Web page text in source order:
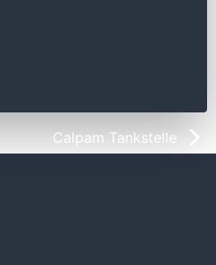
Calpam Tankstelle